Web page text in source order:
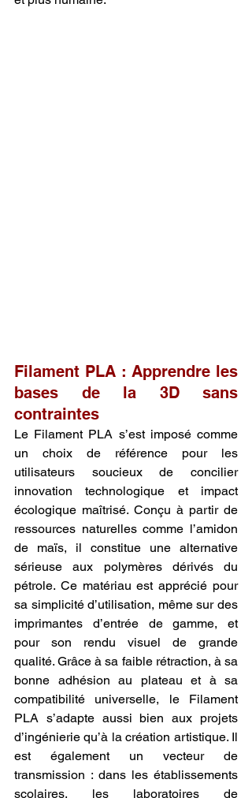
Filament PLA : Apprendre les
bases de la 3D sans
contraintes
Le Filament PLA s’est imposé comme
un choix de référence pour les
utilisateurs soucieux de concilier
innovation technologique et impact
écologique maîtrisé. Conçu à partir de
ressources naturelles comme l’amidon
de maïs, il constitue une alternative
sérieuse aux polymères dérivés du
pétrole. Ce matériau est apprécié pour
sa simplicité d’utilisation, même sur des
imprimantes d’entrée de gamme, et
pour son rendu visuel de grande
qualité. Grâce à sa faible rétraction, à sa
bonne adhésion au plateau et à sa
compatibilité universelle, le Filament
PLA s’adapte aussi bien aux projets
d’ingénierie qu’à la création artistique. Il
est également un vecteur de
transmission : dans les établissements
scolaires, les laboratoires de